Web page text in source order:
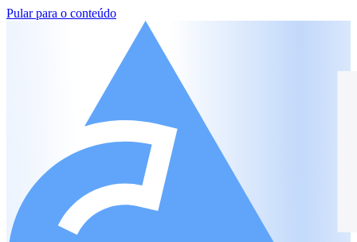
Pular para o conteúdo